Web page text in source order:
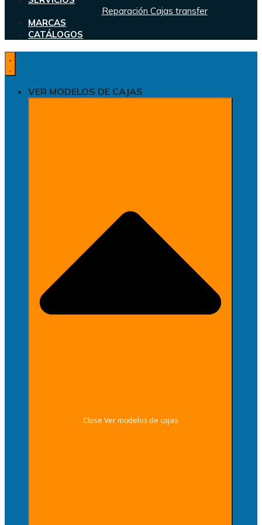
Reparación Cajas transfer
MARCAS
CATÁLOGOS
VER MODELOS DE CAJAS
Close Ver modelos de cajas